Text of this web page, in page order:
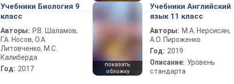
Учебники Биология 9
класс
Авторы: Р.В. Шаламов,
Г.А. Носов, О.А.
Литовченко, М.С.
Калиберда
Год: 2017
показать
обложку
Учебники Английский
язык 11 класс
Авторы: М.А. Нерсисян,
А.О. Пироженко
Год: 2019
Описание: Уровень
стандарта